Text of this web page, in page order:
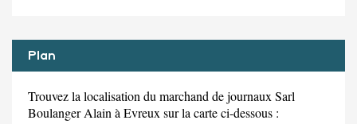
Plan
Trouvez la localisation du marchand de journaux Sarl
Boulanger Alain à Evreux sur la carte ci-dessous :